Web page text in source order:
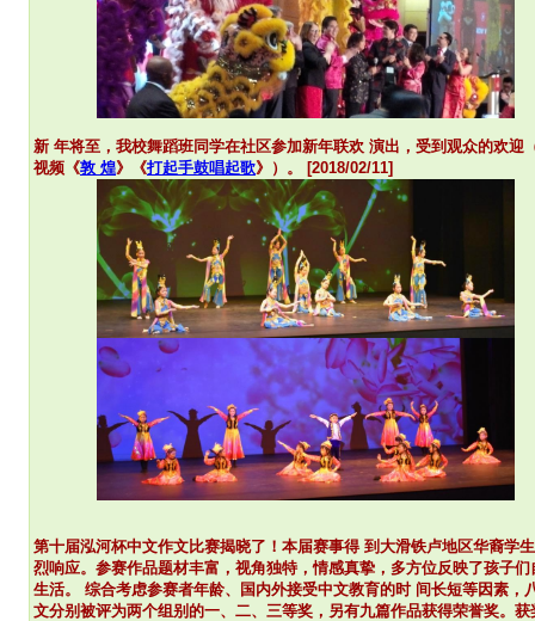
新 年将至，我校舞蹈班同学在社区参加新年联欢 演出，受到观众的欢迎
视频《敦 煌》《打起手鼓唱起歌》）。 [2018/02/11]
第十届泓河杯中文作文比赛揭晓了！本届赛事得 到大滑铁卢地区华裔学
烈响应。参赛作品题材丰富，视角独特，情感真挚，多方位反映了孩子们
生活。 综合考虑参赛者年龄、国内外接受中文教育的时 间长短等因素，
文分别被评为两个组别的一、二、三等奖，另有九篇作品获得荣誉奖。获